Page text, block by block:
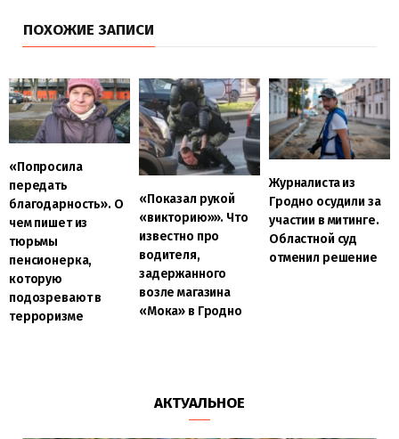
ПОХОЖИЕ ЗАПИСИ
«Попросила
передать
благодарность». О
чем пишет из
тюрьмы
пенсионерка,
которую
подозревают в
терроризме
«Показал рукой
«викторию»». Что
известно про
водителя,
задержанного
возле магазина
«Мока» в Гродно
Журналиста из
Гродно осудили за
участии в митинге.
Областной суд
отменил решение
АКТУАЛЬНОЕ